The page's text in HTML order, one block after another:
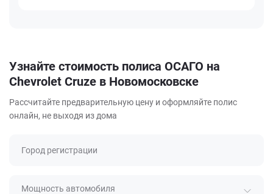
Узнайте стоимость полиса ОСАГО на
Chevrolet Cruze в Новомосковске
Рассчитайте предварительную цену и оформляйте полис
онлайн, не выходя из дома
Город регистрации
Мощность автомобиля